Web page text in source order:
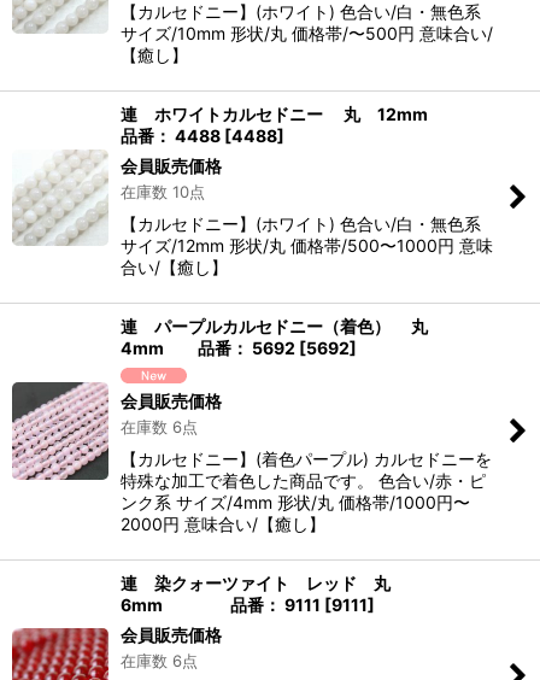
【カルセドニー】(ホワイト) 色合い/白・無色系
サイズ/10mm 形状/丸 価格帯/〜500円 意味合い/
【癒し】
連 ホワイトカルセドニー 丸 12mm
品番： 4488 [4488]
会員販売価格
在庫数 10点
【カルセドニー】(ホワイト) 色合い/白・無色系
サイズ/12mm 形状/丸 価格帯/500〜1000円 意味
合い/【癒し】
連 パープルカルセドニー（着色） 丸
4mm 品番： 5692 [5692]
会員販売価格
在庫数 6点
【カルセドニー】(着色パープル) カルセドニーを
特殊な加工で着色した商品です。 色合い/赤・ピ
ンク系 サイズ/4mm 形状/丸 価格帯/1000円〜
2000円 意味合い/【癒し】
連 染クォーツァイト レッド 丸
6mm 品番： 9111 [9111]
会員販売価格
在庫数 6点